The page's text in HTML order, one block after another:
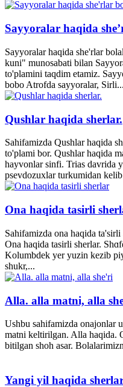
Sayyoralar haqida
Sayyoralar haqida she'rlar
kuni" munosabati bilan
to'plamini taqdim etamiz.
bobo Atrofda sayyoralar, Sirli...
Qushlar haqida sherlar.
Sahifamizda Qushlar haqida
to'plami bor. Qushlar haqida
hayvonlar sinfi. Trias davrida
psevdozuxlar turkumidan
Ona haqida tasirli
Sahifamizda ona haqida
Ona haqida tasirli sherlar.
Kolumbdek yer yuzin kezib
shukr,...
Alla. alla matni, alla
Ushbu sahifamizda onajonlar
matni keltirilgan. Alla haqida.
bitilgan shoh asar.
Yangi yil haqida